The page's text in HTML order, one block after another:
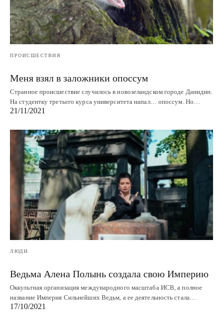
ПРОИСШЕСТВИЯ
Меня взял в заложники опоссум
Странное происшествие случилось в новозеландском городе Данидин.
На студентку третьего курса университета напал… опоссум. Но…
21/11/2021
ЛЮДИ
Ведьма Алена Полынь создала свою Империю
Оккультная организация международного масштаба ИСВ, а полное
название Империя Сильнейших Ведьм, а ее деятельность стала…
17/10/2021